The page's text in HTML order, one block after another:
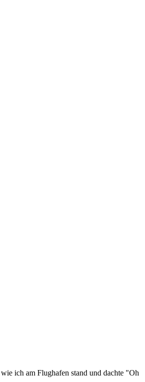
ich am Flughafen stand und dachte "Oh